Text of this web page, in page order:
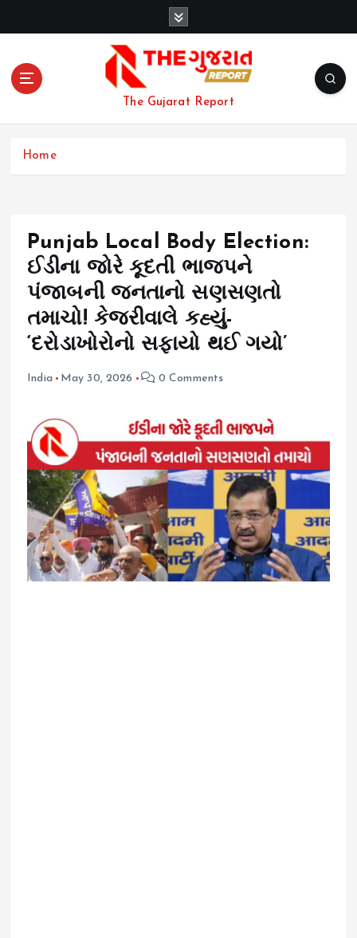
The Gujarat Report
Home
Punjab Local Body Election:
ઈડીના જોરે કૂદતી ભાજપને
પંજાબની જનતાનો સણસણતો
તમાચો! કેજરીવાલે કહ્યું-
‘દરોડાખોરોનો સફાયો થઈ ગયો’
India May 30, 2026 0 Comments